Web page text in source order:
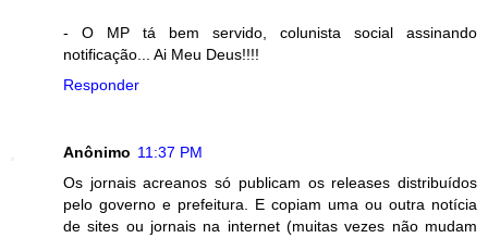
- O MP tá bem servido, colunista social assinando
notificação... Ai Meu Deus!!!!
Responder
Anônimo 11:37 PM
Os jornais acreanos só publicam os releases distribuídos
pelo governo e prefeitura. E copiam uma ou outra notícia
de sites ou jornais na internet (muitas vezes não mudam